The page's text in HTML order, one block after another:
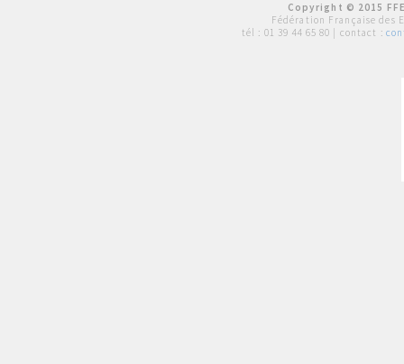
Copyright © 2015
Fédération Française des
tél : 01 39 44 65 80 | contact :